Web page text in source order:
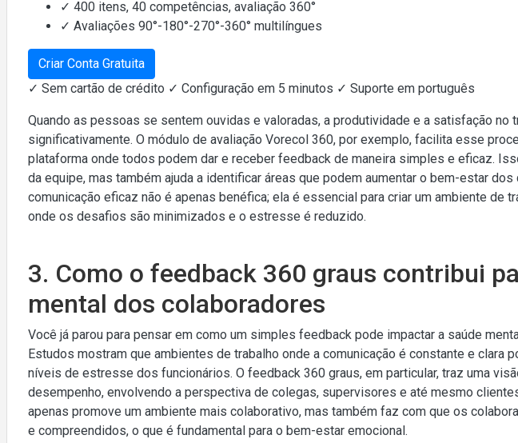
✓ 400 itens, 40 competências, avaliação 360°
✓ Avaliações 90°-180°-270°-360° multilíngues
Criar Conta Gratuita
✓ Sem cartão de crédito ✓ Configuração em 5 minutos ✓ Suporte em português
Quando as pessoas se sentem ouvidas e valoradas, a produtividade e a satisfação no
significativamente. O módulo de avaliação Vorecol 360, por exemplo, facilita esse
plataforma onde todos podem dar e receber feedback de maneira simples e eficaz.
da equipe, mas também ajuda a identificar áreas que podem aumentar o bem-estar dos
comunicação eficaz não é apenas benéfica; ela é essencial para criar um ambiente de
onde os desafios são minimizados e o estresse é reduzido.
3. Como o feedback 360 graus contribui
mental dos colaboradores
Você já parou para pensar em como um simples feedback pode impactar a saúde
Estudos mostram que ambientes de trabalho onde a comunicação é constante e clara
níveis de estresse dos funcionários. O feedback 360 graus, em particular, traz uma
desempenho, envolvendo a perspectiva de colegas, supervisores e até mesmo
apenas promove um ambiente mais colaborativo, mas também faz com que os
e compreendidos, o que é fundamental para o bem-estar emocional.